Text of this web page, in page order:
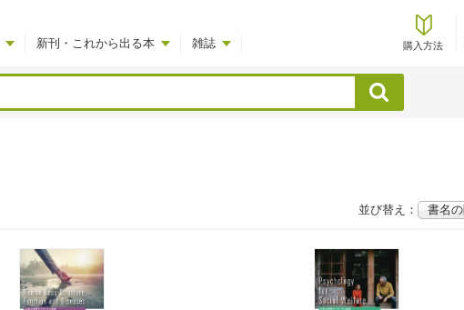
新刊・これから出る本 雑誌 購入方法
検索
並び替え：